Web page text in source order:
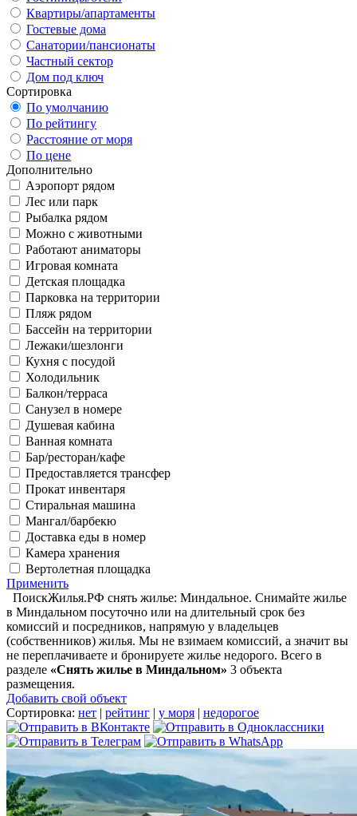
Квартиры/апартаменты
Гостевые дома
Санатории/пансионаты
Частный сектор
Дом под ключ
Сортировка
По умолчанию
По рейтингу
Расстояние от моря
По цене
Дополнительно
Аэропорт рядом
Лес или парк
Рыбалка рядом
Можно с животными
Работают аниматоры
Игровая комната
Детская площадка
Парковка на территории
Пляж рядом
Бассейн на территории
Лежаки/шезлонги
Кухня с посудой
Холодильник
Балкон/терраса
Санузел в номере
Душевая кабина
Ванная комната
Бар/ресторан/кафе
Предоставляется трансфер
Прокат инвентаря
Стиральная машина
Мангал/барбекю
Доставка еды в номер
Камера хранения
Вертолетная площадка
Применить
ПоискЖилья.РФ снять жилье: Миндальное. Снимайте жилье
в Миндальном посуточно или на длительный срок без
комиссий и посредников, напрямую у владельцев
(собственников) жилья. Мы не взимаем комиссий, а значит вы
не переплачиваете и бронируете жилье недорого. Всего в
разделе «Снять жилье в Миндальном» 3 объекта
размещения.
Добавить свой объект
Сортировка: нет | рейтинг | у моря | недорогое